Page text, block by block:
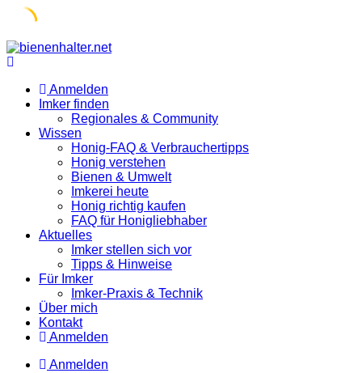
Skip
to
Anmelden
Imker finden
Regionales & Community
Wissen
Honig-FAQ & Verbrauchertipps
Honig verstehen
Bienen & Umwelt
Imkerei heute
Honig richtig kaufen
FAQ für Honigliebhaber
Aktuelles
Imker stellen sich vor
Tipps & Hinweise
Für Imker
Imker-Praxis & Technik
Über mich
Kontakt
Anmelden
Anmelden